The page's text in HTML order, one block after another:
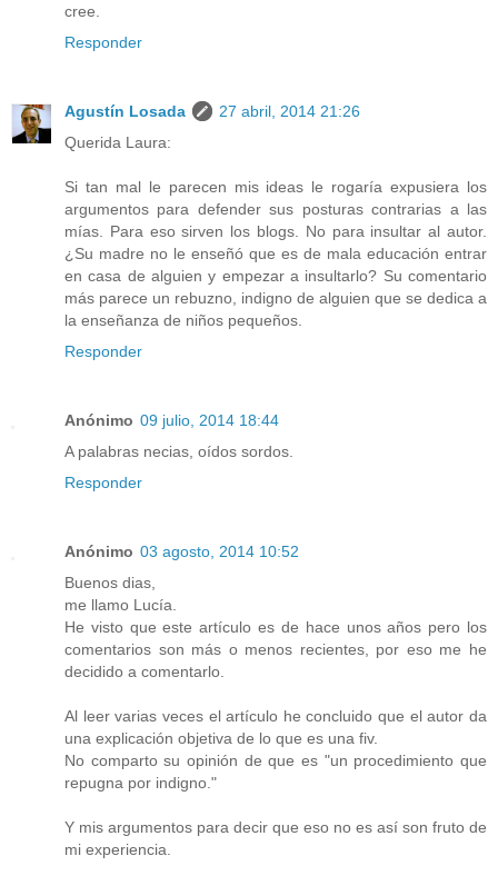
cree.
Responder
Agustín Losada
27 abril, 2014 21:26
Querida Laura:
Si tan mal le parecen mis ideas le rogaría expusiera los
argumentos para defender sus posturas contrarias a las
mías. Para eso sirven los blogs. No para insultar al autor.
¿Su madre no le enseñó que es de mala educación entrar
en casa de alguien y empezar a insultarlo? Su comentario
más parece un rebuzno, indigno de alguien que se dedica a
la enseñanza de niños pequeños.
Responder
Anónimo 09 julio, 2014 18:44
A palabras necias, oídos sordos.
Responder
Anónimo 03 agosto, 2014 10:52
Buenos dias,
me llamo Lucía.
He visto que este artículo es de hace unos años pero los
comentarios son más o menos recientes, por eso me he
decidido a comentarlo.
Al leer varias veces el artículo he concluido que el autor da
una explicación objetiva de lo que es una fiv.
No comparto su opinión de que es "un procedimiento que
repugna por indigno."
Y mis argumentos para decir que eso no es así son fruto de
mi experiencia.